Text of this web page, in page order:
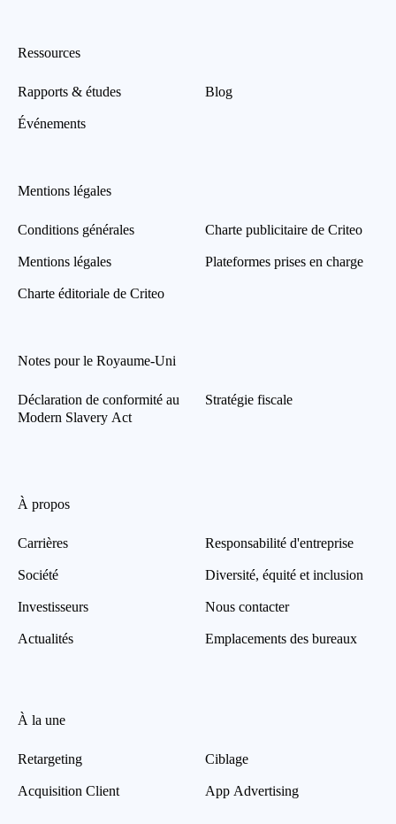
Ressources
Rapports & études
Événements
Blog
Mentions légales
Conditions générales
Mentions légales
Charte éditoriale de Criteo
Charte publicitaire de Criteo
Plateformes prises en charge
Notes pour le Royaume-Uni
Déclaration de conformité au
Modern Slavery Act
Stratégie fiscale
À propos
Carrières
Société
Investisseurs
Actualités
Responsabilité d'entreprise
Diversité, équité et inclusion
Nous contacter
Emplacements des bureaux
À la une
Retargeting
Acquisition Client
Ciblage
App Advertising